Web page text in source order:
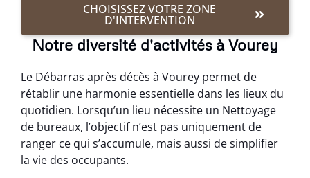
CHOISISSEZ VOTRE ZONE
D'INTERVENTION
Notre diversité d'activités à Vourey
Le Débarras après décès à Vourey permet de
rétablir une harmonie essentielle dans les lieux du
quotidien. Lorsqu’un lieu nécessite un Nettoyage
de bureaux, l’objectif n’est pas uniquement de
ranger ce qui s’accumule, mais aussi de simplifier
la vie des occupants.